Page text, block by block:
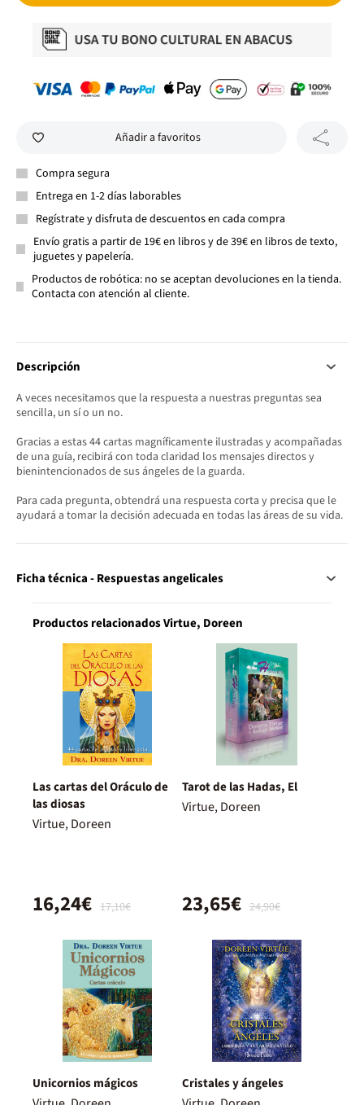
Añadir a favoritos
Compra segura
Entrega en 1-2 días laborables
Regístrate y disfruta de descuentos en cada compra
Envío gratis a partir de 19€ en libros y de 39€ en libros de texto,
juguetes y papelería.
Productos de robótica: no se aceptan devoluciones en la tienda.
Contacta con atención al cliente.
Descripción
A veces necesitamos que la respuesta a nuestras preguntas sea
sencilla, un sí o un no.
Gracias a estas 44 cartas magníficamente ilustradas y acompañadas
de una guía, recibirá con toda claridad los mensajes directos y
bienintencionados de sus ángeles de la guarda.
Para cada pregunta, obtendrá una respuesta corta y precisa que le
ayudará a tomar la decisión adecuada en todas las áreas de su vida.
Ficha técnica - Respuestas angelicales
Productos relacionados Virtue, Doreen
Las cartas del Oráculo de
las diosas
Virtue, Doreen
17,10€
16,24€
Tarot de las Hadas, El
Virtue, Doreen
24,90€
23,65€
Unicornios mágicos Cristales y ángeles